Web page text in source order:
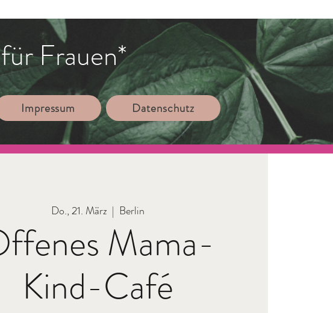
Frauen*
Impressum Datenschutz
Do., 21. März
  |
Berlin
Mama-
Kind-Café